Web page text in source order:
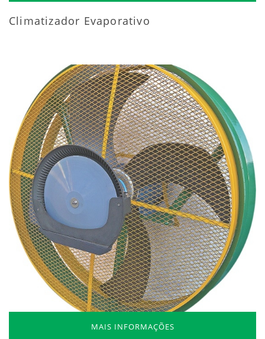
Climatizador Evaporativo
MAIS INFORMAÇÕES